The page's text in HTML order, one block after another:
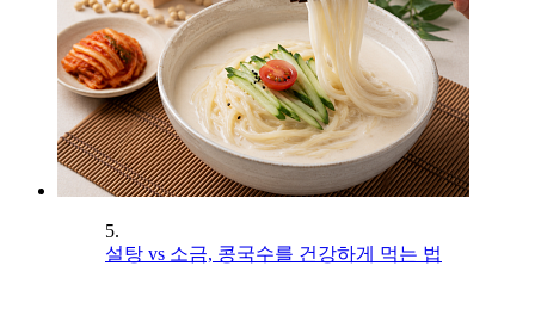
5.
설탕 vs 소금, 콩국수를 건강하게 먹는 법